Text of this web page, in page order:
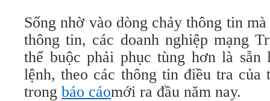
Sống nhờ vào dòng chảy thông tin
thông tin, các doanh nghiệp mạng
thế buộc phải phục tùng hơn là sẵn
lệnh, theo các thông tin điều tra của
trong báo cáomới ra đầu năm nay.